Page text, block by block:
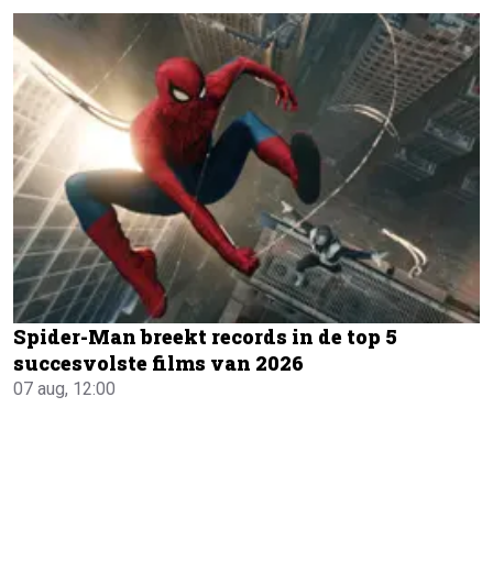
Spider-Man breekt records in de top 5
succesvolste films van 2026
07 aug, 12:00